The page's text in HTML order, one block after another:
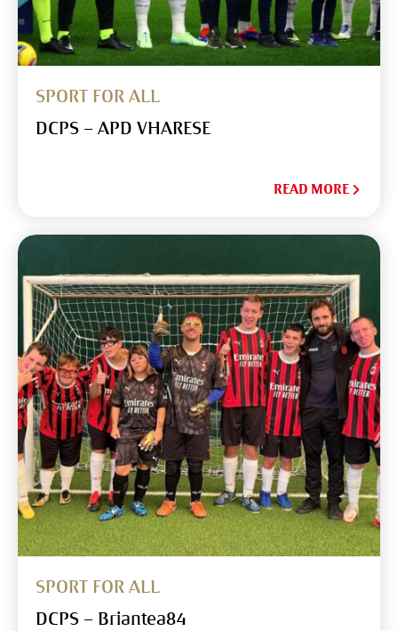
SPORT FOR ALL
DCPS – APD VHARESE
READ MORE
SPORT FOR ALL
DCPS – Briantea84